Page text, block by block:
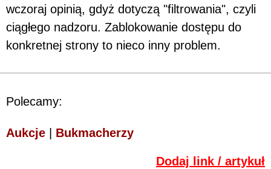
wczoraj opinią, gdyż dotyczą "filtrowania", czyli
ciągłego nadzoru. Zablokowanie dostępu do
konkretnej strony to nieco inny problem.
Polecamy:
Aukcje Bukmacherzy
Dodaj link / artykuł